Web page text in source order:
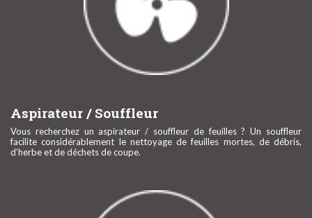
Aspirateur / Souffleur
Vous recherchez un aspirateur / souffleur de feuilles ? Un souffleur
facilite considérablement le nettoyage de feuilles mortes, de débris,
d’herbe et de déchets de coupe.